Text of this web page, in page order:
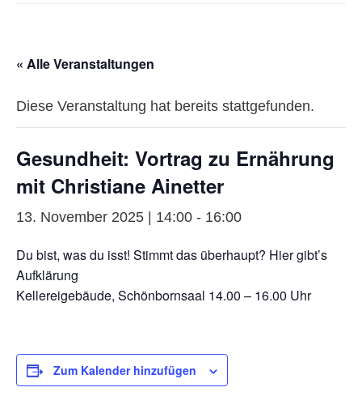
« Alle Veranstaltungen
Diese Veranstaltung hat bereits stattgefunden.
Gesundheit: Vortrag zu Ernährung
mit Christiane Ainetter
13. November 2025 | 14:00 - 16:00
Du bist, was du isst! Stimmt das überhaupt? Hier gibt’s
Aufklärung
Kellereigebäude, Schönbornsaal 14.00 – 16.00 Uhr
Zum Kalender hinzufügen